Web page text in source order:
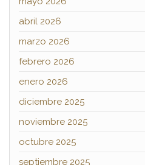
abril 2026
marzo 2026
febrero 2026
enero 2026
diciembre 2025
noviembre 2025
octubre 2025
septiembre 2025